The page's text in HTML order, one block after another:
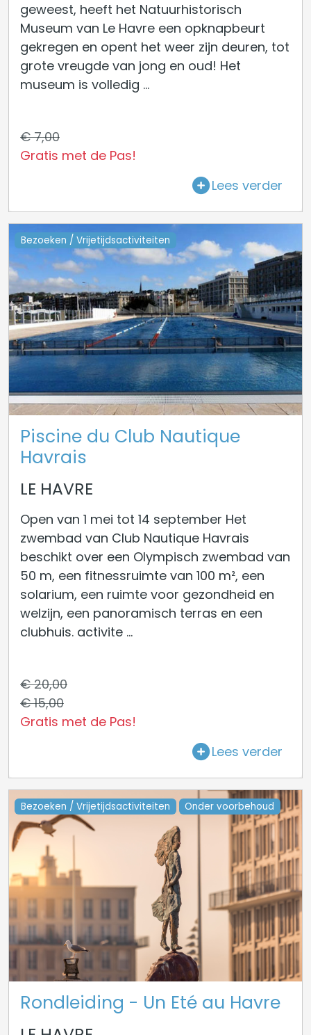
geweest, heeft het Natuurhistorisch
Museum van Le Havre een opknapbeurt
gekregen en opent het weer zijn deuren, tot
grote vreugde van jong en oud! Het
museum is volledig ...
€ 7,00
Gratis met de Pas!
Lees verder
Bezoeken / Vrijetijdsactiviteiten
Piscine du Club Nautique
Havrais
LE HAVRE
Open van 1 mei tot 14 september Het
zwembad van Club Nautique Havrais
beschikt over een Olympisch zwembad van
50 m, een fitnessruimte van 100 m², een
solarium, een ruimte voor gezondheid en
welzijn, een panoramisch terras en een
clubhuis. activite ...
€ 20,00
€ 15,00
Gratis met de Pas!
Lees verder
Bezoeken / Vrijetijdsactiviteiten Onder voorbehoud
Rondleiding - Un Eté au Havre